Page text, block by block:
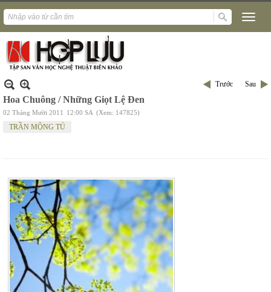
Trước Sau
Hoa Chuông / Những Giọt Lệ Đen
02 Tháng Mười 2011 12:00 SA (Xem: 147825)
TRẦN MỘNG TÚ